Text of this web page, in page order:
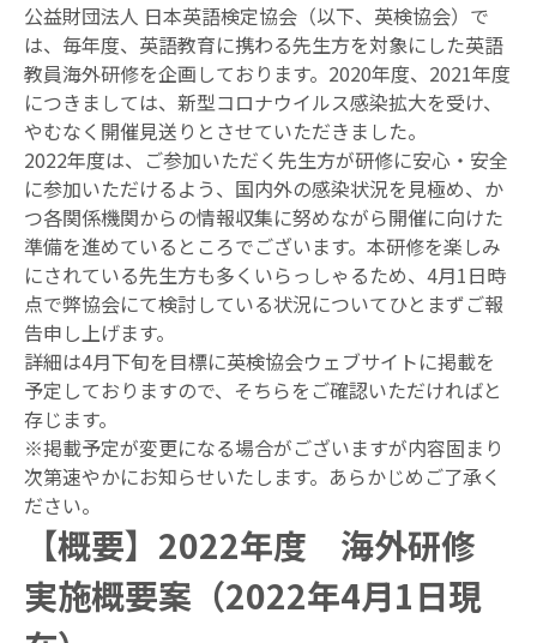
学校・教育関係
の方向け情報
英語教育
研究センター
協会に
ついて
公益財団法人 日本英語検定協会（以下、英検協会）で
は、毎年度、英語教育に携わる先生方を対象にした英語
教員海外研修を企画しております。2020年度、2021年度
につきましては、新型コロナウイルス感染拡大を受け、
やむなく開催見送りとさせていただきました。
2022年度は、ご参加いただく先生方が研修に安心・安全
に参加いただけるよう、国内外の感染状況を見極め、か
つ各関係機関からの情報収集に努めながら開催に向けた
準備を進めているところでございます。本研修を楽しみ
にされている先生方も多くいらっしゃるため、4月1日時
点で弊協会にて検討している状況についてひとまずご報
告申し上げます。
詳細は4月下旬を目標に英検協会ウェブサイトに掲載を
予定しておりますので、そちらをご確認いただければと
存じます。
※掲載予定が変更になる場合がございますが内容固まり
次第速やかにお知らせいたします。あらかじめご了承く
ださい。
【概要】2022年度 海外研修
実施概要案（2022年4月1日現